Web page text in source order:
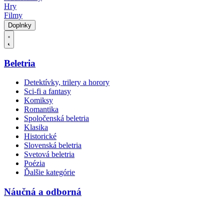
Hry
Filmy
Doplnky
Beletria
Detektívky, trilery a horory
Sci-fi a fantasy
Komiksy
Romantika
Spoločenská beletria
Klasika
Historické
Slovenská beletria
Svetová beletria
Poézia
Ďalšie kategórie
Náučná a odborná